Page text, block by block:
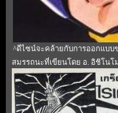
^ดีไซน์จะคล้ายกับการออกแบบ
สมรรถนะที่เขียนโดย อ. อิชิโนโ